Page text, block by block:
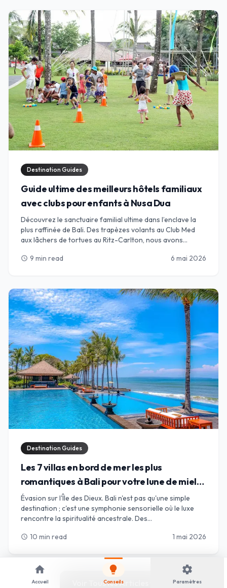
Destination Guides
Guide ultime des meilleurs hôtels familiaux
avec clubs pour enfants à Nusa Dua
Découvrez le sanctuaire familial ultime dans l’enclave la
plus raffinée de Bali. Des trapèzes volants au Club Med
aux lâchers de tortues au Ritz-Carlton, nous avons
clubs pour enfants de classe mondiale rencontrent
schedule 9 min read 6 mai 2026
Destination Guides
Les 7 villas en bord de mer les plus
romantiques à Bali pour votre lune de miel
de rêve
Évasion sur l'Île des Dieux. Bali n'est pas qu'une simple
destination ; c'est une symphonie sensorielle où le luxe
rencontre la spiritualité ancestrale. Des
sophistiquées de Seminyak, nous avons sélectionné le
mer pour votre lune de miel de rêve. Découvrez des
sanctuaires privés avec piscines à débordement, sables
baignés de chandelles et le battement rythmique de
schedule 10 min read 1 mai 2026
Voir Tous les Articles
home
Accueil
lightbulb
Conseils
settings
Paramètres